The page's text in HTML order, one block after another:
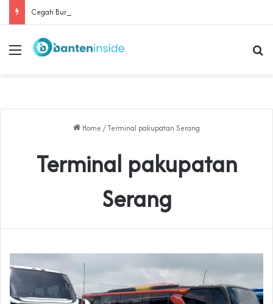
Menu
Home / Terminal pakupatan Serang
Terminal pakupatan
Serang